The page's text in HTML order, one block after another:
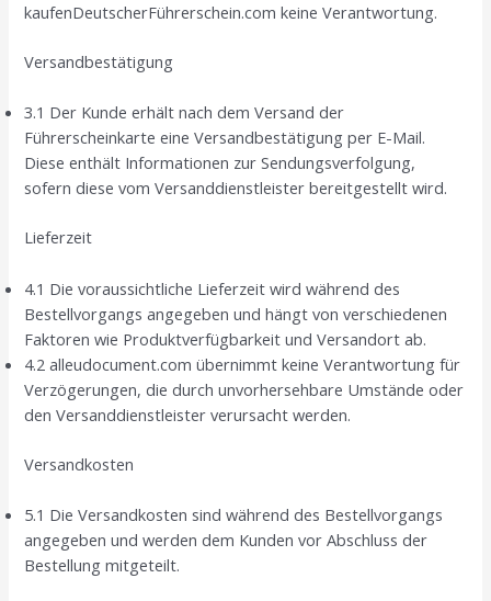
kaufenDeutscherFührerschein.com keine Verantwortung.
Versandbestätigung
3.1 Der Kunde erhält nach dem Versand der
Führerscheinkarte eine Versandbestätigung per E-Mail.
Diese enthält Informationen zur Sendungsverfolgung,
sofern diese vom Versanddienstleister bereitgestellt wird.
Lieferzeit
4.1 Die voraussichtliche Lieferzeit wird während des
Bestellvorgangs angegeben und hängt von verschiedenen
Faktoren wie Produktverfügbarkeit und Versandort ab.
4.2 alleudocument.com übernimmt keine Verantwortung für
Verzögerungen, die durch unvorhersehbare Umstände oder
den Versanddienstleister verursacht werden.
Versandkosten
5.1 Die Versandkosten sind während des Bestellvorgangs
angegeben und werden dem Kunden vor Abschluss der
Bestellung mitgeteilt.